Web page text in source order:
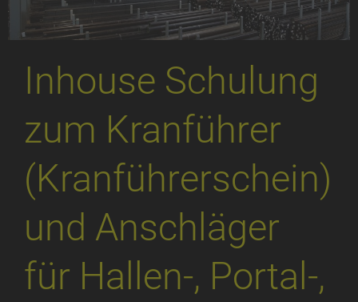
Inhouse Schulung
zum Kranführer
(Kranführerschein)
und Anschläger
für Hallen-, Portal-,